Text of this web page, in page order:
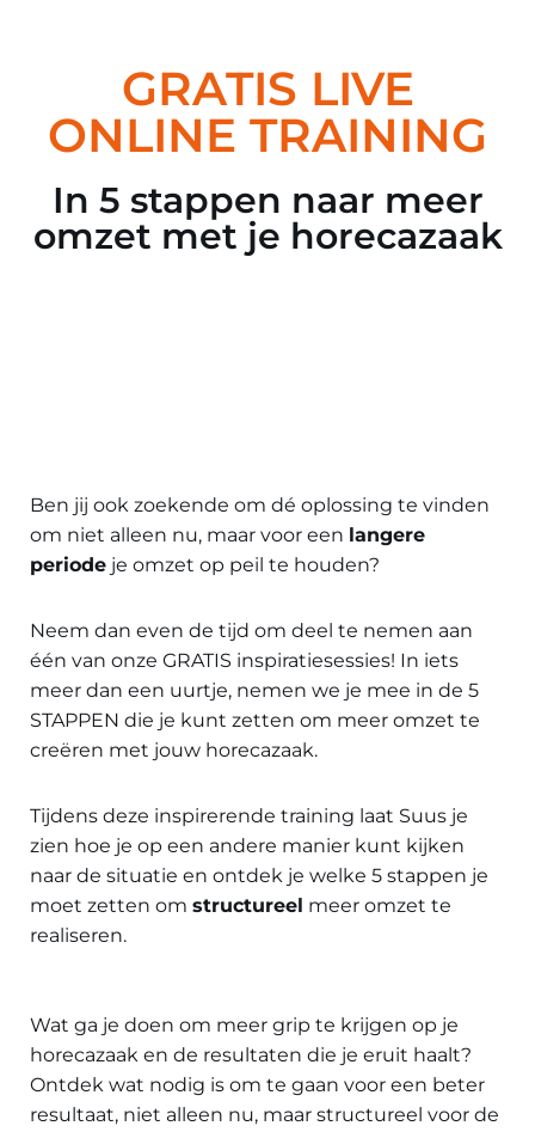
inhoud
GRATIS LIVE
ONLINE TRAINING
In 5 stappen naar meer
omzet met je horecazaak
Ben jij ook zoekende om dé oplossing te vinden
om niet alleen nu, maar voor een langere
periode je omzet op peil te houden?
Neem dan even de tijd om deel te nemen aan
één van onze GRATIS inspiratiesessies! In iets
meer dan een uurtje, nemen we je mee in de 5
STAPPEN die je kunt zetten om meer omzet te
creëren met jouw horecazaak.
Tijdens deze inspirerende training laat Suus je
zien hoe je op een andere manier kunt kijken
naar de situatie en ontdek je welke 5 stappen je
moet zetten om structureel meer omzet te
realiseren.
Wat ga je doen om meer grip te krijgen op je
horecazaak en de resultaten die je eruit haalt?
Ontdek wat nodig is om te gaan voor een beter
resultaat, niet alleen nu, maar structureel voor de